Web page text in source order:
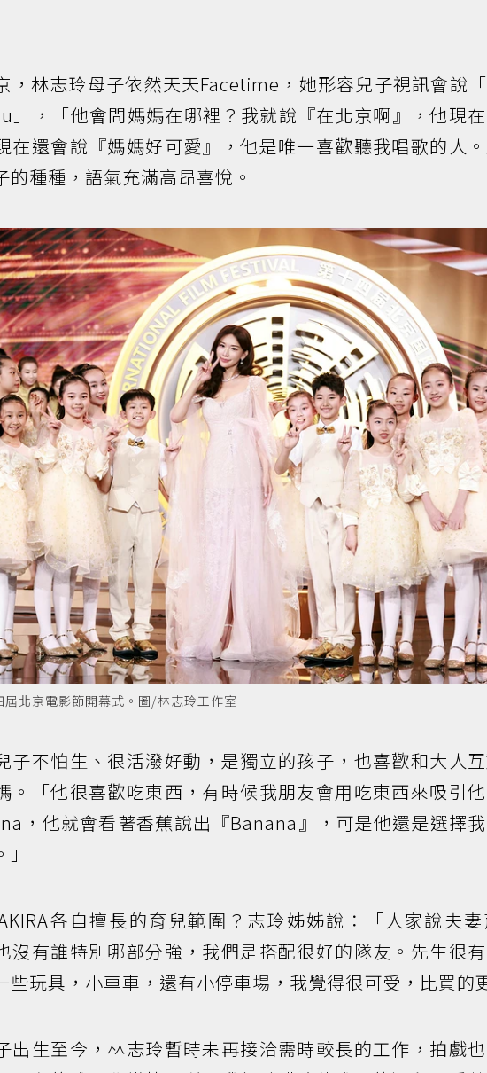
，林志玲母子依然天天Facetime，她形容兒子視訊會說
」，「他會問媽媽在哪裡？我就說『在北京啊』，他現
在還會說『媽媽好可愛』，他是唯一喜歡聽我唱歌的人
的種種，語氣充滿高昂喜悅。
屆北京電影節開幕式。圖/林志玲工作室
子不怕生、很活潑好動，是獨立的孩子，也喜歡和大人互
。「他很喜歡吃東西，有時候我朋友會用吃東西來吸引
，他就會看著香蕉說出『Banana』，可是他還是選擇
各自擅長的育兒範圍？志玲姊姊說：「人家說夫
沒有誰特別哪部分強，我們是搭配很好的隊友。先生很
些玩具，小車車，還有小停車場，我覺得很可受，比買的
出生至今，林志玲暫時未再接洽需時較長的工作，拍戲也